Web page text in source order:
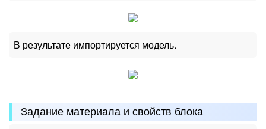
В результате импортируется модель.
Задание материала и свойств блока